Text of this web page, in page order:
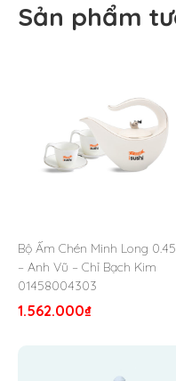
Sản phẩm
Bộ Ấm Chén Minh Long
– Anh Vũ – Chỉ Bạch Kim
01458004303
1.562.000₫